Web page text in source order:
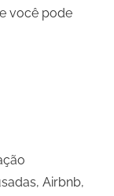
você pode
Airbnb,